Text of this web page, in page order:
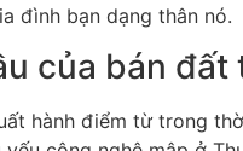
đình bạn dạng thân nó.
của bán đất
hành điểm từ trong